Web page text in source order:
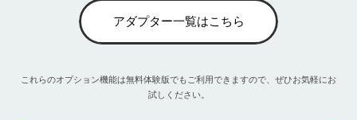
アダプター一覧はこちら
これらのオプション機能は無料体験版でもご利用できますので、ぜひお気軽にお
試しください。